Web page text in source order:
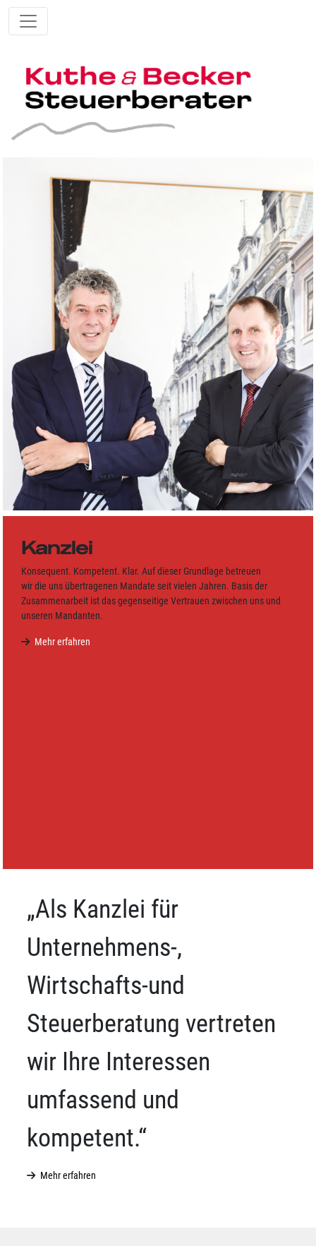
Steuerlast zu optimieren
und einen wertvollen
Beitrag zum Erreichen
Ihrer finanziellen Ziele zu
Kanzlei
Konsequent. Kompetent. Klar. Auf dieser Grundlage betreuen
wir die uns übertragenen Mandate seit vielen Jahren. Basis der
Zusammenarbeit ist das gegenseitige Vertrauen zwischen uns und
unseren Mandanten.
Mehr erfahren
„Als Kanzlei für
Unternehmens-,
Wirtschafts-und
Steuerberatung vertreten
wir Ihre Interessen
umfassend und
kompetent.“
Mehr erfahren